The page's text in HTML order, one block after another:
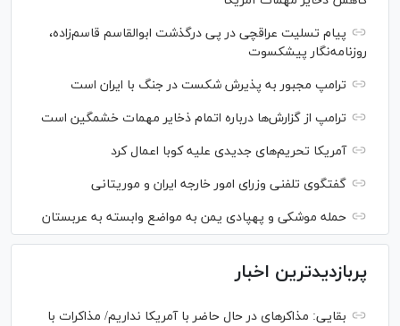
پیام تسلیت عراقچی در پی درگذشت ابوالقاسم قاسم‌زاده،
روزنامه‌نگار پیشکسوت
ترامپ مجبور به پذیرش شکست در جنگ با ایران است
ترامپ از گزارش‌ها درباره اتمام ذخایر مهمات خشمگین است
آمریکا تحریم‌های جدیدی علیه کوبا اعمال کرد
گفتگوی تلفنی وزرای امور خارجه ایران و موریتانی
حمله موشکی و پهپادی یمن به مواضع وابسته به عربستان
پربازدیدترین اخبار
بقایی: مذاکره‎ای در حال حاضر با آمریکا نداریم/ مذاکرات با